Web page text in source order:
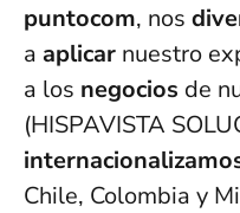
puntocom, nos
a aplicar nuestro
a los negocios de
(HISPAVISTA
Chile, Colombia y